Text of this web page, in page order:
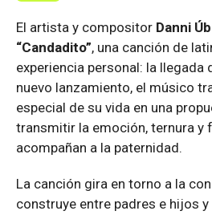
El artista y compositor Danni
“Candadito”, una canción de
experiencia personal: la llegada
nuevo lanzamiento, el músico
especial de su vida en una
transmitir la emoción, ternura y
acompañan a la paternidad.
La canción gira en torno a la
construye entre padres e hijos